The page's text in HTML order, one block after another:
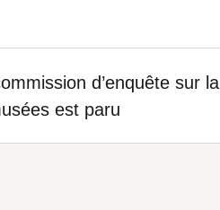
d’enquête sur la
est paru